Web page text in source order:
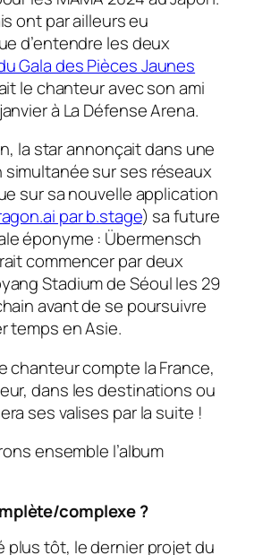
ont par ailleurs eu
d’entendre les deux
Gala des Pièces Jaunes
le chanteur avec son ami
à La Défense Arena.
la star annonçait dans une
sur ses réseaux
sur sa nouvelle application
par b.stage) sa future
éponyme : Übermensch
commencer par deux
Stadium de Séoul les 29
avant de se poursuivre
temps en Asie.
chanteur compte la France,
dans les destinations ou
ses valises par la suite !
ensemble l’album
complexe ?
plus tôt, le dernier projet du